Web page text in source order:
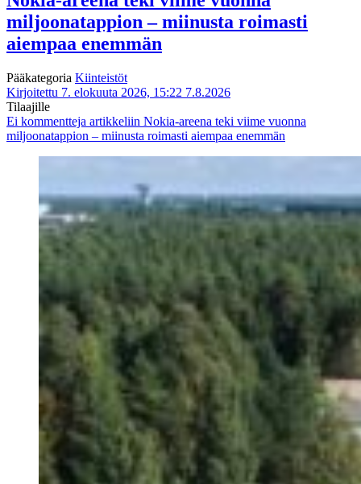
miljoonatappion – miinusta roimasti
aiempaa enemmän
Pääkategoria Kiinteistöt
Kirjoitettu 7. elokuuta 2026, 15:22 7.8.2026
Tilaajille
Ei kommentteja artikkeliin Nokia-areena teki viime vuonna
miljoonatappion – miinusta roimasti aiempaa enemmän